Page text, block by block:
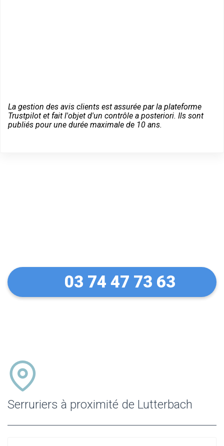
La gestion des avis clients est assurée par la plateforme
Trustpilot et fait l'objet d'un contrôle a posteriori. Ils sont
publiés pour une durée maximale de 10 ans.
03 74 47 73 63
Serruriers à proximité de Lutterbach